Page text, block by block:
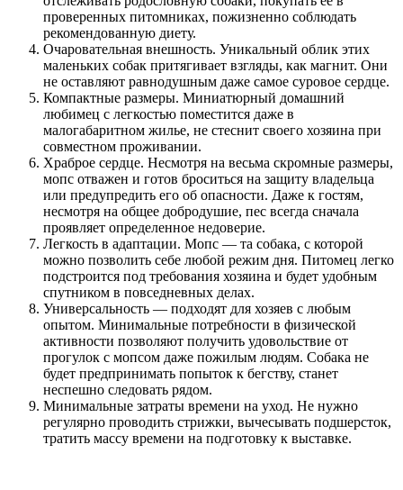
проверенных питомниках, пожизненно соблюдать
рекомендованную диету.
Очаровательная внешность. Уникальный облик этих
маленьких собак притягивает взгляды, как магнит. Они
не оставляют равнодушным даже самое суровое сердце.
Компактные размеры. Миниатюрный домашний
любимец с легкостью поместится даже в
малогабаритном жилье, не стеснит своего хозяина при
совместном проживании.
Храброе сердце. Несмотря на весьма скромные размеры,
мопс отважен и готов броситься на защиту владельца
или предупредить его об опасности. Даже к гостям,
несмотря на общее добродушие, пес всегда сначала
проявляет определенное недоверие.
Легкость в адаптации. Мопс — та собака, с которой
можно позволить себе любой режим дня. Питомец легко
подстроится под требования хозяина и будет удобным
спутником в повседневных делах.
Универсальность — подходят для хозяев с любым
опытом. Минимальные потребности в физической
активности позволяют получить удовольствие от
прогулок с мопсом даже пожилым людям. Собака не
будет предпринимать попыток к бегству, станет
неспешно следовать рядом.
Минимальные затраты времени на уход. Не нужно
регулярно проводить стрижки, вычесывать подшерсток,
тратить массу времени на подготовку к выставке.